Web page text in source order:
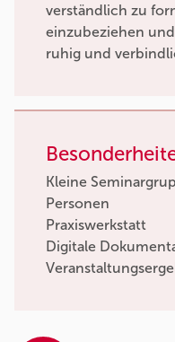
verständlich zu
einzubeziehen
ruhig und
Kleine
Personen
Praxiswerkstatt
Digitale